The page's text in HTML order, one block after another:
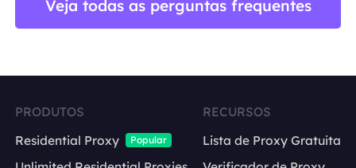
Veja todas as perguntas frequentes
PRODUTOS
Residential Proxy
Popular
RECURSOS
Lista de Proxy Gratuita